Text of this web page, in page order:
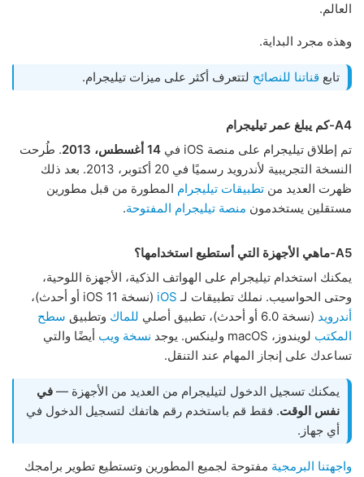
العالم.
وهذه مجرد البداية.
تابع قناتنا للنصائح لتتعرف أكثر على ميزات تيليجرام.
A4-كم يبلغ عمر تيليجرام
تم إطلاق تيليجرام على منصة iOS في
14 أغسطس، 2013
. طُرحت
النسخة التجريبية لأندرويد رسميًا في 20 أكتوبر، 2013. بعد ذلك
ظهرت العديد من تطبيقات تيليجرام المطورة من قبل مطورين
مستقلين يستخدمون منصة تيليجرام المفتوحة.
A5-ماهي الأجهزة التي أستطيع استخدامها؟
يمكنك استخدام تيليجرام على الهواتف الذكية، الأجهزة اللوحية،
وحتى الحواسيب. نملك تطبيقات لـ iOS (نسخة iOS 11 أو أحدث)،
أندرويد (نسخة 6.0 أو أحدث)، تطبيق أصلي للماك وتطبيق سطح
المكتب لويندوز، macOS ولينكس. يوجد نسخة ويب أيضًا والتي
تساعدك على إنجاز المهام عند التنقل.
يمكنك تسجيل الدخول لتيليجرام من العديد من الأجهزة — في
نفس الوقت. فقط قم باستخدم رقم هاتفك لتسجيل الدخول في
أي جهاز.
واجهتنا البرمجية مفتوحة لجميع المطورين وتستطيع تطوير برامجك